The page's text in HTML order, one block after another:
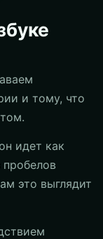
и тому, что
идет как
пробелов
это выглядит